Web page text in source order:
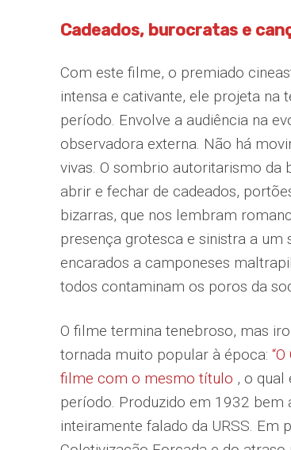
Cadeados, burocratas e
Com este filme, o premiado
intensa e cativante, ele projeta
período. Envolve a audiência na
observadora externa. Não há
vivas. O sombrio autoritarismo da
abrir e fechar de cadeados,
bizarras, que nos lembram
presença grotesca e sinistra a
encarados a camponeses
todos contaminam os poros da
O filme termina tenebroso, mas
tornada muito popular à época:
filme com o mesmo título , o qual
período. Produzido em 1932 bem
inteiramente falado da URSS. Em